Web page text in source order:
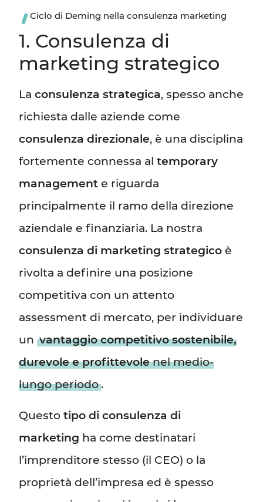
Ciclo di Deming nella consulenza marketing
1. Consulenza di
marketing strategico
Laconsulenza strategica, spesso anche
richiesta dalle aziende come
consulenza direzionale, è una disciplina
fortemente connessa al temporary
management e riguarda
principalmente il ramo della direzione
aziendale e finanziaria. La nostra
consulenza di marketing strategico è
rivolta a definire una posizione
competitiva con un attento
assessment di mercato, per individuare
unvantaggio competitivo sostenibile,
durevole e profittevolenel medio-
lungo periodo.
Questotipo di consulenza di
marketing ha come destinatari
l’imprenditore stesso (il CEO) o la
proprietà dell’impresa ed è spesso